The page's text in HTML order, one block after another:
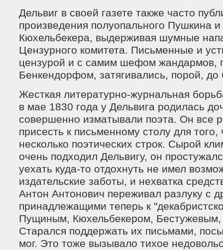
Дельвиг в своей газете также часто
произведения полуопального Пушкина
Кюхельбекера, выдерживая шумные
Цензурного комитета. Письменные и
цензурой и с самим шефом жандармов,
Бенкендорфом, затягивались, порой, до
Жесткая литературно-журнальная
в мае 1830 года у Дельвига родилась
совершенно изматывали поэта. Он все
присесть к письменному столу для
несколько поэтических строк. Сырой
очень подходил Дельвигу, он
уехать куда-то отдохнуть не имел
издательские заботы, и нехватка
Антон Антонович переживал разлуку с
принадлежащими теперь к
Пущиным, Кюхельбекером,
Старался поддержать их письмами,
мог. Это тоже вызывало тихое